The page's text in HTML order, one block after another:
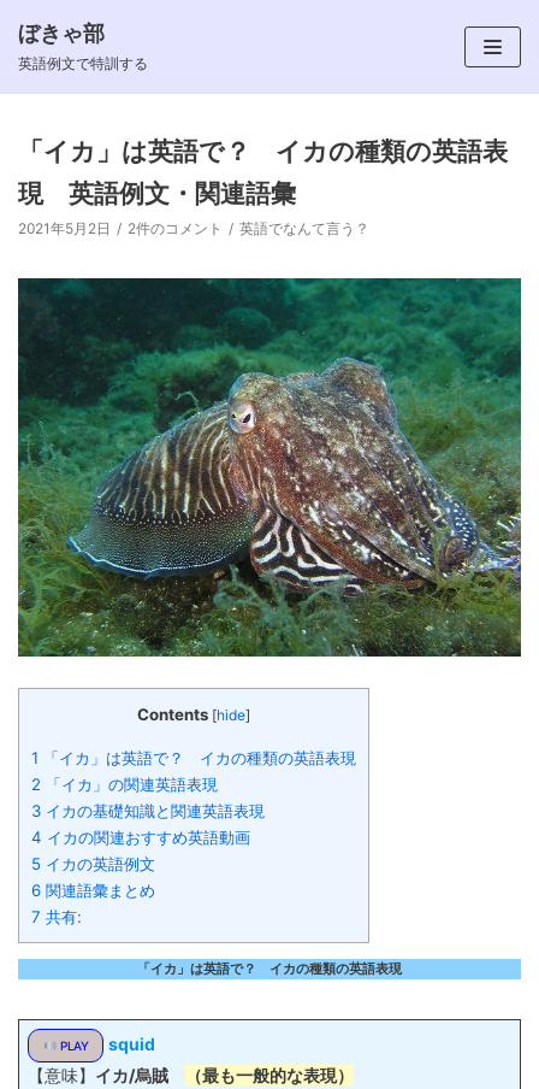
コ
ン
へ
ス
ッ
プ
ぼきゃ部
英語例文で特訓する
「イカ」は英語で？ イカの種類の英語表
現 英語例文・関連語彙
2021年5月2日 2件のコメント 英語でなんて言う？
Contents [hide]
1 「イカ」は英語で？ イカの種類の英語表現
2 「イカ」の関連英語表現
3 イカの基礎知識と関連英語表現
4 イカの関連おすすめ英語動画
5 イカの英語例文
6 関連語彙まとめ
7 共有:
「イカ」は英語で？ イカの種類の英語表現
PLAY
squid
【意味】 イカ/烏賊
（最も一般的な表現）